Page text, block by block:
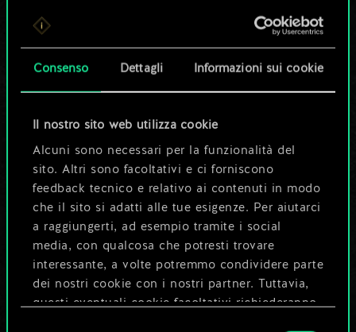
Consenso Dettagli Informazioni sui cookie
Il nostro sito web utilizza cookie
Alcuni sono necessari per la funzionalità del
sito. Altri sono facoltativi e ci forniscono
feedback tecnico e relativo ai contenuti in modo
che il sito si adatti alle tue esigenze. Per aiutarci
a raggiungerti, ad esempio tramite i social
media, con qualcosa che potresti trovare
interessante, a volte potremmo condividere parte
dei nostri cookie con i nostri partner. Tuttavia,
questi eventuali cookie facoltativi richiederanno
Per ora, è solo un
set di carte
condiviso.
Ma può diventare
molto altro!
Dai un nome al mazzo e crea una
guida
Modifica mazzo